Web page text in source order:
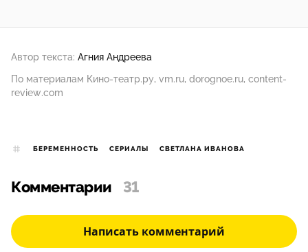
Автор текста: Агния Андреева
По материалам Кино-театр.ру, vm.ru, dorognoe.ru, content-
review.com
БЕРЕМЕННОСТЬ СЕРИАЛЫ СВЕТЛАНА ИВАНОВА
Комментарии 31
Написать комментарий